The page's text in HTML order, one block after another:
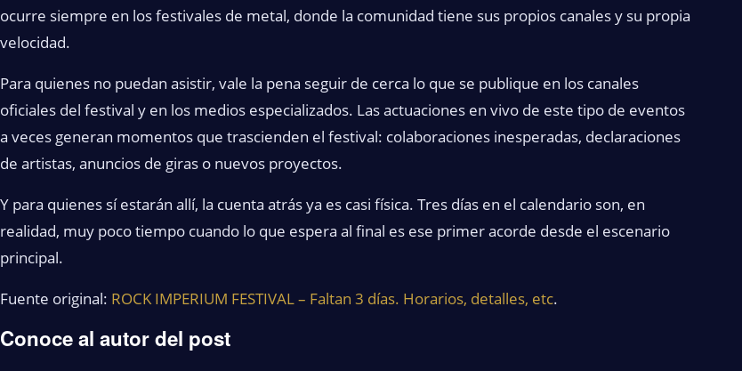
ocurre siempre en los festivales de metal, donde la comunidad tiene sus propios canales y su propia
velocidad.
Para quienes no puedan asistir, vale la pena seguir de cerca lo que se publique en los canales
oficiales del festival y en los medios especializados. Las actuaciones en vivo de este tipo de eventos
a veces generan momentos que trascienden el festival: colaboraciones inesperadas, declaraciones
de artistas, anuncios de giras o nuevos proyectos.
Y para quienes sí estarán allí, la cuenta atrás ya es casi física. Tres días en el calendario son, en
realidad, muy poco tiempo cuando lo que espera al final es ese primer acorde desde el escenario
principal.
Fuente original: ROCK IMPERIUM FESTIVAL – Faltan 3 días. Horarios, detalles, etc.
Conoce al autor del post